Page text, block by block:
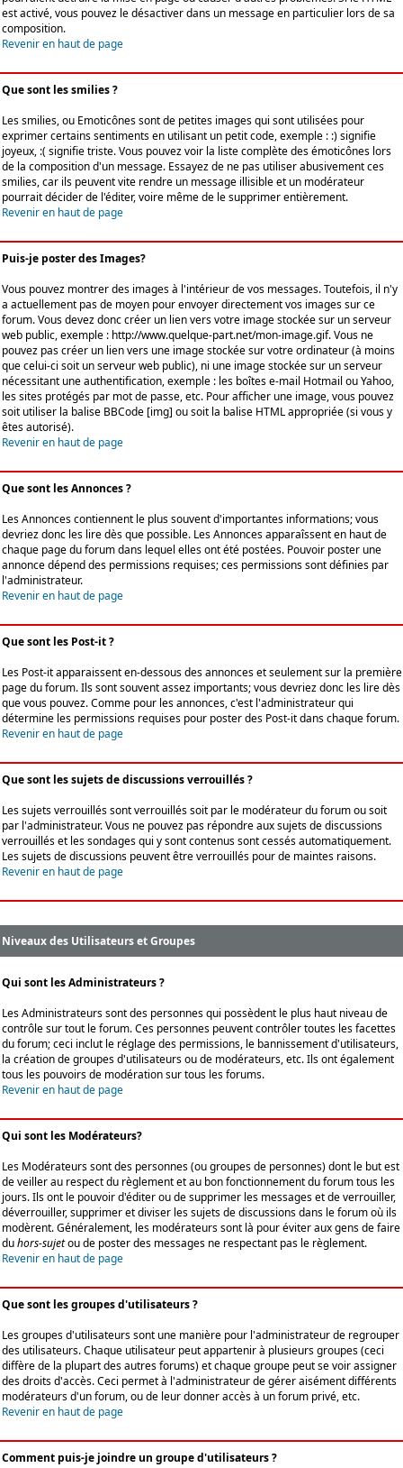
est activé, vous pouvez le désactiver dans un message en particulier lors de sa
composition.
Revenir en haut de page
Que sont les smilies ?
Les smilies, ou Emoticônes sont de petites images qui sont utilisées pour
exprimer certains sentiments en utilisant un petit code, exemple : :) signifie
joyeux, :( signifie triste. Vous pouvez voir la liste complète des émoticônes lors
de la composition d'un message. Essayez de ne pas utiliser abusivement ces
smilies, car ils peuvent vite rendre un message illisible et un modérateur
pourrait décider de l'éditer, voire même de le supprimer entièrement.
Revenir en haut de page
Puis-je poster des Images?
Vous pouvez montrer des images à l'intérieur de vos messages. Toutefois, il n'y
a actuellement pas de moyen pour envoyer directement vos images sur ce
forum. Vous devez donc créer un lien vers votre image stockée sur un serveur
web public, exemple : http://www.quelque-part.net/mon-image.gif. Vous ne
pouvez pas créer un lien vers une image stockée sur votre ordinateur (à moins
que celui-ci soit un serveur web public), ni une image stockée sur un serveur
nécessitant une authentification, exemple : les boîtes e-mail Hotmail ou Yahoo,
les sites protégés par mot de passe, etc. Pour afficher une image, vous pouvez
soit utiliser la balise BBCode [img] ou soit la balise HTML appropriée (si vous y
êtes autorisé).
Revenir en haut de page
Que sont les Annonces ?
Les Annonces contiennent le plus souvent d'importantes informations; vous
devriez donc les lire dès que possible. Les Annonces apparaîssent en haut de
chaque page du forum dans lequel elles ont été postées. Pouvoir poster une
annonce dépend des permissions requises; ces permissions sont définies par
l'administrateur.
Revenir en haut de page
Que sont les Post-it ?
Les Post-it apparaissent en-dessous des annonces et seulement sur la première
page du forum. Ils sont souvent assez importants; vous devriez donc les lire dès
que vous pouvez. Comme pour les annonces, c'est l'administrateur qui
détermine les permissions requises pour poster des Post-it dans chaque forum.
Revenir en haut de page
Que sont les sujets de discussions verrouillés ?
Les sujets verrouillés sont verrouillés soit par le modérateur du forum ou soit
par l'administrateur. Vous ne pouvez pas répondre aux sujets de discussions
verrouillés et les sondages qui y sont contenus sont cessés automatiquement.
Les sujets de discussions peuvent être verrouillés pour de maintes raisons.
Revenir en haut de page
Niveaux des Utilisateurs et Groupes
Qui sont les Administrateurs ?
Les Administrateurs sont des personnes qui possèdent le plus haut niveau de
contrôle sur tout le forum. Ces personnes peuvent contrôler toutes les facettes
du forum; ceci inclut le réglage des permissions, le bannissement d'utilisateurs,
la création de groupes d'utilisateurs ou de modérateurs, etc. Ils ont également
tous les pouvoirs de modération sur tous les forums.
Revenir en haut de page
Qui sont les Modérateurs?
Les Modérateurs sont des personnes (ou groupes de personnes) dont le but est
de veiller au respect du règlement et au bon fonctionnement du forum tous les
jours. Ils ont le pouvoir d'éditer ou de supprimer les messages et de verrouiller,
déverrouiller, supprimer et diviser les sujets de discussions dans le forum où ils
modèrent. Généralement, les modérateurs sont là pour éviter aux gens de faire
duhors-sujetou de poster des messages ne respectant pas le règlement.
Revenir en haut de page
Que sont les groupes d'utilisateurs ?
Les groupes d'utilisateurs sont une manière pour l'administrateur de regrouper
des utilisateurs. Chaque utilisateur peut appartenir à plusieurs groupes (ceci
diffère de la plupart des autres forums) et chaque groupe peut se voir assigner
des droits d'accès. Ceci permet à l'administrateur de gérer aisément différents
modérateurs d'un forum, ou de leur donner accès à un forum privé, etc.
Revenir en haut de page
Comment puis-je joindre un groupe d'utilisateurs ?